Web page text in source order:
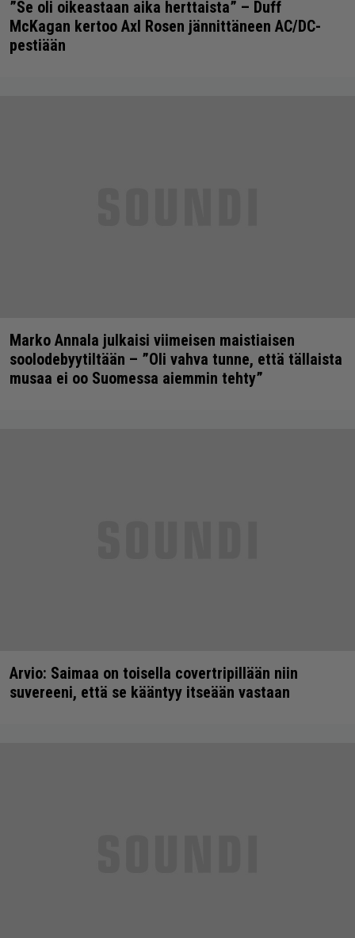
”Se oli oikeastaan aika herttaista” – Duff
McKagan kertoo Axl Rosen jännittäneen AC/DC-
pestiään
Marko Annala julkaisi viimeisen maistiaisen
soolodebyytiltään – ”Oli vahva tunne, että tällaista
musaa ei oo Suomessa aiemmin tehty”
Arvio: Saimaa on toisella covertripillään niin
suvereeni, että se kääntyy itseään vastaan